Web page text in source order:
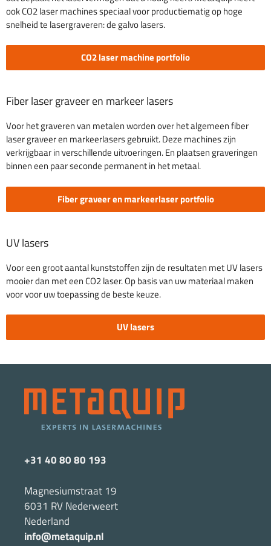
ook CO2 laser machines speciaal voor productiematig op hoge
snelheid te lasergraveren: de galvo lasers.
CO2 laser machine portfolio
Fiber laser graveer en markeer lasers
Voor het graveren van metalen worden over het algemeen fiber
laser graveer en markeerlasers gebruikt. Deze machines zijn
verkrijgbaar in verschillende uitvoeringen. En plaatsen graveringen
binnen een paar seconde permanent in het metaal.
Fiber graveer en markeerlaser portfolio
UV lasers
Voor een groot aantal kunststoffen zijn de resultaten met UV lasers
mooier dan met een CO2 laser. Op basis van uw materiaal maken
voor voor uw toepassing de beste keuze.
UV lasers
+31 40 80 80 193
Magnesiumstraat 19
6031 RV Nederweert
Nederland
info@metaquip.nl